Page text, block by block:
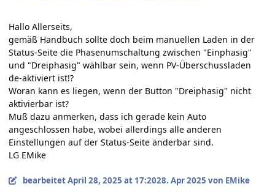
Hallo Allerseits,
gemäß Handbuch sollte doch beim manuellen Laden in der
Status-Seite die Phasenumschaltung zwischen "Einphasig"
und "Dreiphasig" wählbar sein, wenn PV-Überschussladen
de-aktiviert ist!?
Woran kann es liegen, wenn der Button "Dreiphasig" nicht
aktivierbar ist?
Muß dazu anmerken, dass ich gerade kein Auto
angeschlossen habe, wobei allerdings alle anderen
Einstellungen auf der Status-Seite änderbar sind.
LG EMike
bearbeitetApril 28, 2025 at 17:2028. Apr 2025 von EMike